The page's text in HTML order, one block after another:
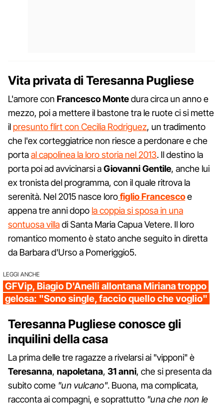
Vita privata di Teresanna Pugliese
L'amore con Francesco Montedura circa un anno e
mezzo, poi a mettere il bastone tra le ruote ci si mette
il presunto flirt con Cecilia Rodriguez, un tradimento
che l'ex corteggiatrice non riesce a perdonare e che
portaal capolinea la loro storia nel 2013. Il destino la
porta poi ad avvicinarsi aGiovanni Gentile, anche lui
ex tronista del programma, con il quale ritrova la
serenità. Nel 2015 nasce lorofiglio Francescoe
appena tre anni dopo la coppia si sposa in una
sontuosa villadi Santa Maria Capua Vetere. Il loro
romantico momento è stato anche seguito in diretta
da Barbara d'Urso a Pomeriggio5.
LEGGI ANCHE
GFVip, Biagio D'Anelli allontana Miriana troppo
gelosa: "Sono single, faccio quello che voglio"
Teresanna Pugliese conosce gli
inquilini della casa
La prima delle tre ragazze a rivelarsi ai "vipponi" è
Teresanna, napoletana, 31 anni, che si presenta da
subito come "un vulcano". Buona, ma complicata,
racconta ai compagni, e soprattutto "una che non le